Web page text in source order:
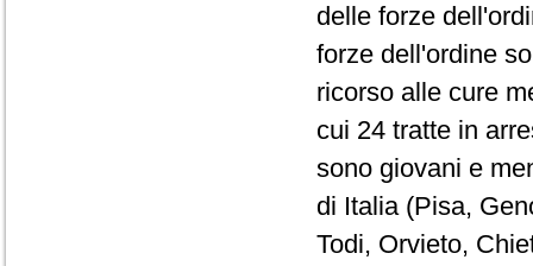
delle forze
forze dell'ordine
ricorso alle cure
cui 24 tratte in
sono giovani e
di Italia (Pisa,
Todi, Orvieto,